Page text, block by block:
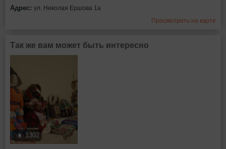
Адрес: ул. Николая Ершова 1а
Просмотреть на карте
Так же вам может быть интересно
1302